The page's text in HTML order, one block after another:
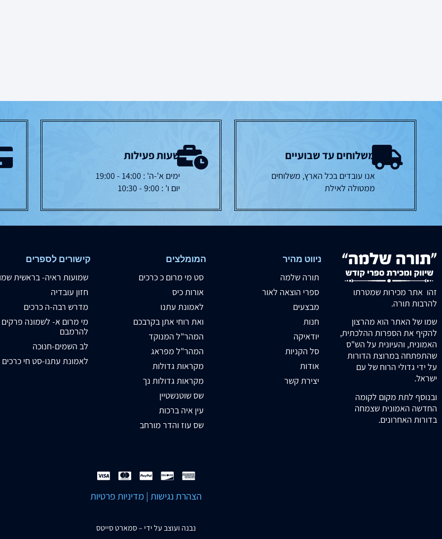
משלוחים עד שבועיים
אנו עובדים בכל הארץ, משלוחים
ממטולה לאילת
שעות פעילות
ימים א'-ה' : 14:00 - 19:00
יום ו' : 9:00 - 10:30
זהו אתר מכירות שמטרתו
להרבות תורה.
שמו של האתר הוא מהרצון
להקיף את הספרות ההלכתית,
האמונית, והעיונית על הש"ס
שהתפתחה במרוצת הדורות
על ידי גדולי הרוח של עם
ישראל.
ובנוסף לתת מקום לקומה
החדשה האמונית שצמחה
בדורות האחרונים.
ניווט מהיר
תורה שלמה
ספרי הוצאה לאור
מבצעים
חנות
יודאיקה
סל הקניות
אודות
יצירת קשר
המומלצים
סט מי מרום כ כרכים
אורות כיס
לאמונת עתנו
ואת רוחי אתן בקרבכם
המהר"ל המנוקד
המהר"ל מפראג
מקראות גדולות
מקראות גדולות נך
שס שוטנשטיין
עין איה ברכות
שס עוז והדר מורחב
קישורים לספרים
שמועות ראיה- בראשית
חזון עובדיה
מדרש רבה-ה כרכים
מי מרום א- לשמונה פרקים
להרמבם
לב השמים-חנוכה
לאמונת עתנו-סט חי כרכים
הצהרת נגישות | מדיניות פרטיות
נבנה ועוצב על ידי –סמארט סייטס